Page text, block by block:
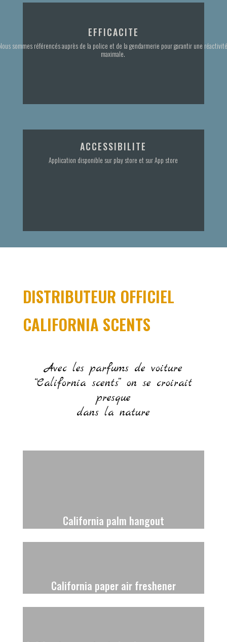
EFFICACITE
sommes référencés auprès de la police et de la gendarmerie pour garantir une
maximale.
ACCESSIBILITE
Application disponible sur play store et sur App store
DISTRIBUTEUR OFFICIEL
CALIFORNIA SCENTS
Avec les parfums de voiture
“California scents” on se croirait
presque
dans la nature
California palm hangout
California paper air freshener